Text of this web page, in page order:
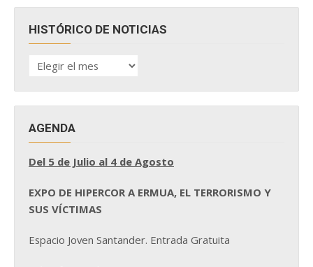
HISTÓRICO DE NOTICIAS
HISTÓRICO
DE
AGENDA
Del 5 de Julio al 4 de Agosto
EXPO DE HIPERCOR A ERMUA, EL TERRORISMO Y
SUS VÍCTIMAS
Espacio Joven Santander. Entrada Gratuita